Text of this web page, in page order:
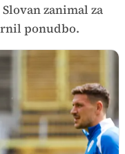
zanimal za
ponudbo.